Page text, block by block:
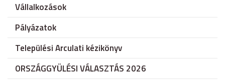
Vállalkozások
Pályázatok
Települési Arculati kézikönyv
ORSZÁGGYÜLÉSI VÁLASZTÁS 2026